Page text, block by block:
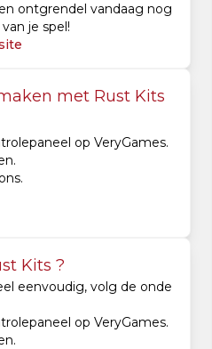
ontgrendel vandaag nog
je spel!
met Rust Kits
op VeryGames.
Kits ?
eenvoudig, volg de onde
op VeryGames.